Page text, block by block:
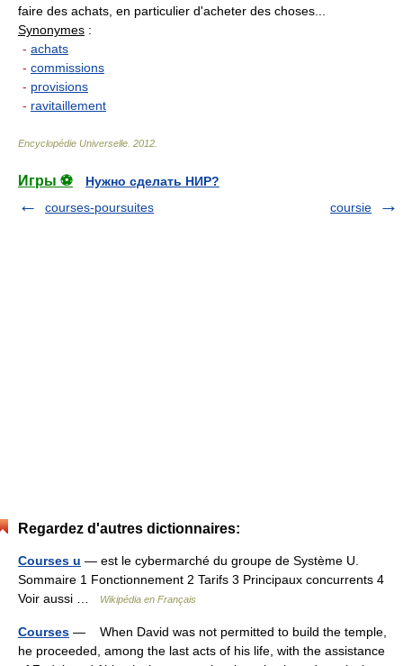
faire des achats, en particulier d'acheter des choses...
Synonymes :
- achats
- commissions
- provisions
- ravitaillement
Encyclopédie Universelle 2012
Игры ⚽
Нужно сделать НИР?
courses-poursuites
coursie
Regardez d'autres dictionnaires:
Courses u — est le cybermarché du groupe de Système U.
Sommaire 1 Fonctionnement 2 Tarifs 3 Principaux concurrents 4
Voir aussi …
Wikipédia en Français
Courses — When David was not permitted to build the temple,
he proceeded, among the last acts of his life, with the assistance